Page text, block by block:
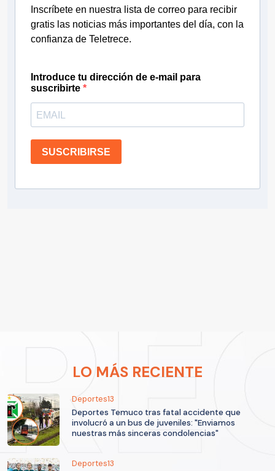
Inscríbete en nuestra lista de correo para recibir
gratis las noticias más importantes del día, con la
confianza de Teletrece.
Introduce tu dirección de e-mail para
suscribirte
SUSCRIBIRSE
LO MÁS RECIENTE
Deportes13
Deportes Temuco tras fatal accidente que
involucró a un bus de juveniles: "Enviamos
nuestras más sinceras condolencias"
Deportes13